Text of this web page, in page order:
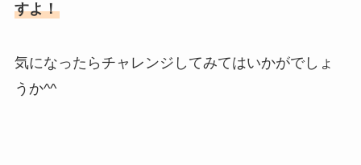
すよ！
気になったらチャレンジしてみてはいかがでしょ
うか^^